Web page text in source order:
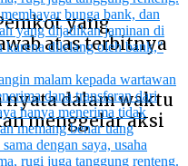
yang
atas terbitnya
dalam waktu
menggelar aksi